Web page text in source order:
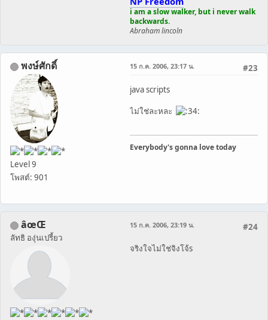
i am a slow walker, but i never walk
backwards.
Abraham lincoln
พงษ์ศักดิ์
Level 9
โพสต์: 901
#23
15 ก.ค. 2006, 23:17 น.
java scripts
ไม่ใช่ละหละ
Everybody's gonna love today
âœŒ
ลัทธิ องุ่นเปรี้ยว
#24
15 ก.ค. 2006, 23:19 น.
จริงใจไม่ใช่จิงโจ้s